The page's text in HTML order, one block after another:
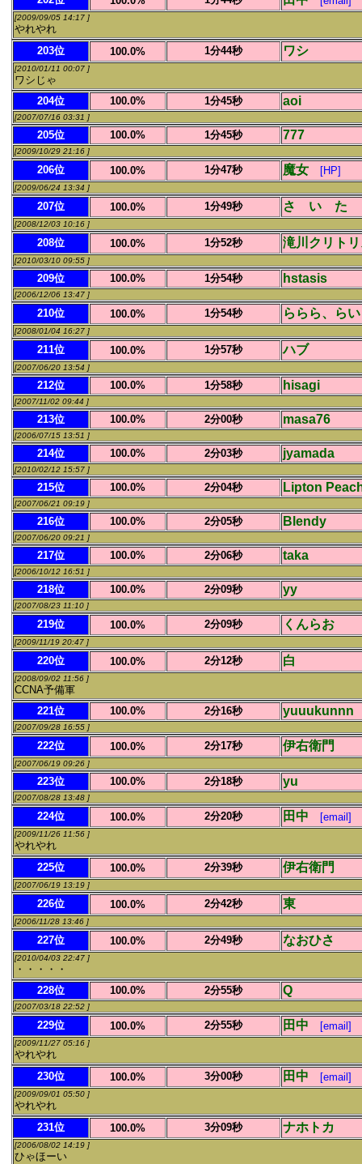
[2009/09/05 14:17 ]
やれやれ
203位
100.0% 1分44秒 ワシ
[2010/01/11 00:07 ]
ワシじゃ
204位
100.0% 1分45秒 aoi
[2007/07/16 03:31 ]
205位 100.0% 1分45秒 777
[2009/10/29 21:16 ]
206位 100.0% 1分47秒 魔女 [HP]
[2009/06/24 13:34 ]
207位 100.0% 1分49秒 さ い た
[2008/12/03 10:16 ]
208位 100.0% 1分52秒 滝川クリト
[2010/03/10 09:55 ]
209位 100.0% 1分54秒 hstasis
[2006/12/06 13:47 ]
210位 100.0% 1分54秒 ららら、らい
[2008/01/04 16:27 ]
211位 100.0% 1分57秒 ハブ
[2007/06/20 13:54 ]
212位 100.0% 1分58秒 hisagi
[2007/11/02 09:44 ]
213位 100.0% 2分00秒 masa76
[2006/07/15 13:51 ]
214位 100.0% 2分03秒 jyamada
[2010/02/12 15:57 ]
215位 100.0% 2分04秒 Lipton
[2007/06/21 09:19 ]
216位 100.0% 2分05秒 Blendy
[2007/06/20 09:21 ]
217位 100.0% 2分06秒 taka
[2006/10/12 16:51 ]
218位 100.0% 2分09秒 yy
[2007/08/23 11:10 ]
219位 100.0% 2分09秒 くんらお
[2009/11/19 20:47 ]
220位 100.0% 2分12秒 白
[2008/09/02 11:56 ]
CCNA予備軍
221位
100.0% 2分16秒 yuuukunnn
[2007/09/28 16:55 ]
222位 100.0% 2分17秒 伊右衛門
[2007/06/19 09:26 ]
223位 100.0% 2分18秒 yu
[2007/08/28 13:48 ]
224位 100.0% 2分20秒 田中 [email]
[2009/11/26 11:56 ]
やれやれ
225位
100.0% 2分39秒 伊右衛門
[2007/06/19 13:19 ]
226位 100.0% 2分42秒 東
[2006/11/28 13:46 ]
227位 100.0% 2分49秒 なおひさ
[2010/04/03 22:47 ]
・・・・・
228位
100.0% 2分55秒 Q
[2007/03/18 22:52 ]
229位 100.0% 2分55秒 田中 [email]
[2009/11/27 05:16 ]
やれやれ
230位
100.0% 3分00秒 田中 [email]
[2009/09/01 05:50 ]
やれやれ
231位
100.0% 3分09秒 ナホトカ
[2006/08/02 14:19 ]
ひゃほーい